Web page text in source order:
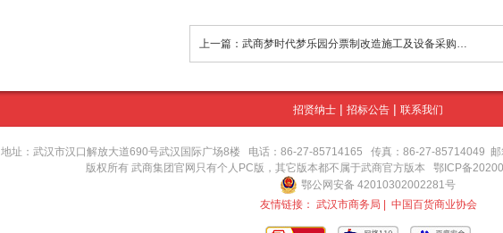
上一篇：武商梦时代梦乐园分票制改造施工及设备采购项目
招贤纳士 | 招标公告 | 联系我们
地址：武汉市汉口解放大道690号武汉国际广场8楼 电话：86-27-85714165 传真：86-27-85714049
版权所有 武商集团官网只有个人PC版，其它版本都不属于武商官方版本 鄂ICP备
鄂公网安备 42010302002281号
友情链接： 武汉市商务局 中国百货商业协会